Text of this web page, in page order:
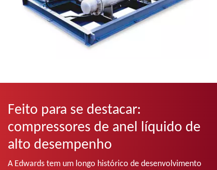
Feito para se destacar:
compressores de anel líquido de
alto desempenho
A Edwards tem um longo histórico de desenvolvimento